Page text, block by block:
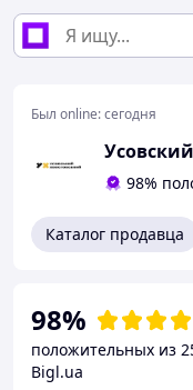
Был online:сегодня
98%
Каталог продавца
98%
положительных из
Bigl.ua